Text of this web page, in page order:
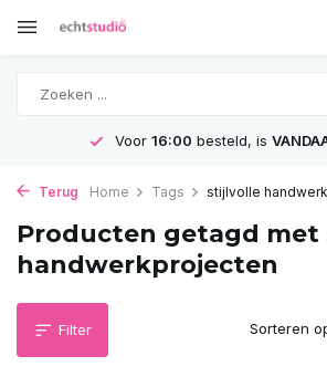
Voor 16:00 besteld, is
Terug Home Tags stijlvolle
Producten getagd met
handwerkprojecten
Filter Sorteren